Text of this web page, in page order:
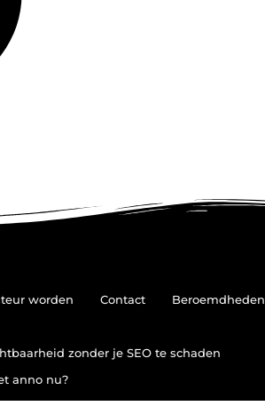
worden Contact Beroemdheden
zonder je SEO te schaden
anno nu?